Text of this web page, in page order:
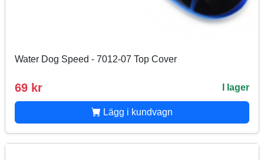
Water Dog Speed - 7012-07 Top Cover
69 kr I lager
Lägg i kundvagn